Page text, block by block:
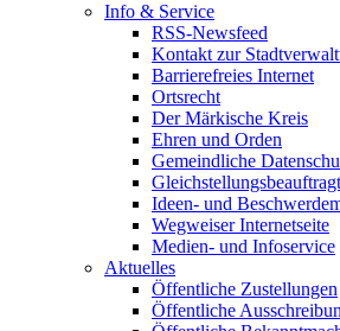
Info & Service
RSS-Newsfeed
Kontakt zur
Barrierefreies Internet
Ortsrecht
Der Märkische Kreis
Ehren und Orden
Gemeindliche
Ideen- und
Wegweiser Internetseite
Medien- und Infoservice
Aktuelles
Öffentliche Zustellungen
Öffentliche